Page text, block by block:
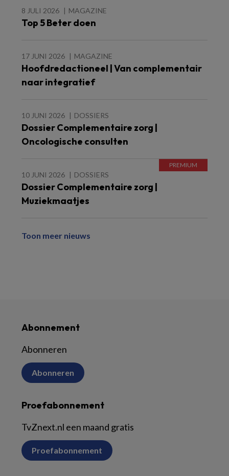
8 JULI 2026 MAGAZINE
Top 5 Beter doen
17 JUNI 2026 MAGAZINE
Hoofdredactioneel | Van complementair
naar integratief
10 JUNI 2026 DOSSIERS
Dossier Complementaire zorg |
Oncologische consulten
10 JUNI 2026 DOSSIERS
Dossier Complementaire zorg |
Muziekmaatjes
Toon meer nieuws
Abonnement
Abonneren
Abonneren
Proefabonnement
TvZnext.nl een maand gratis
Proefabonnement